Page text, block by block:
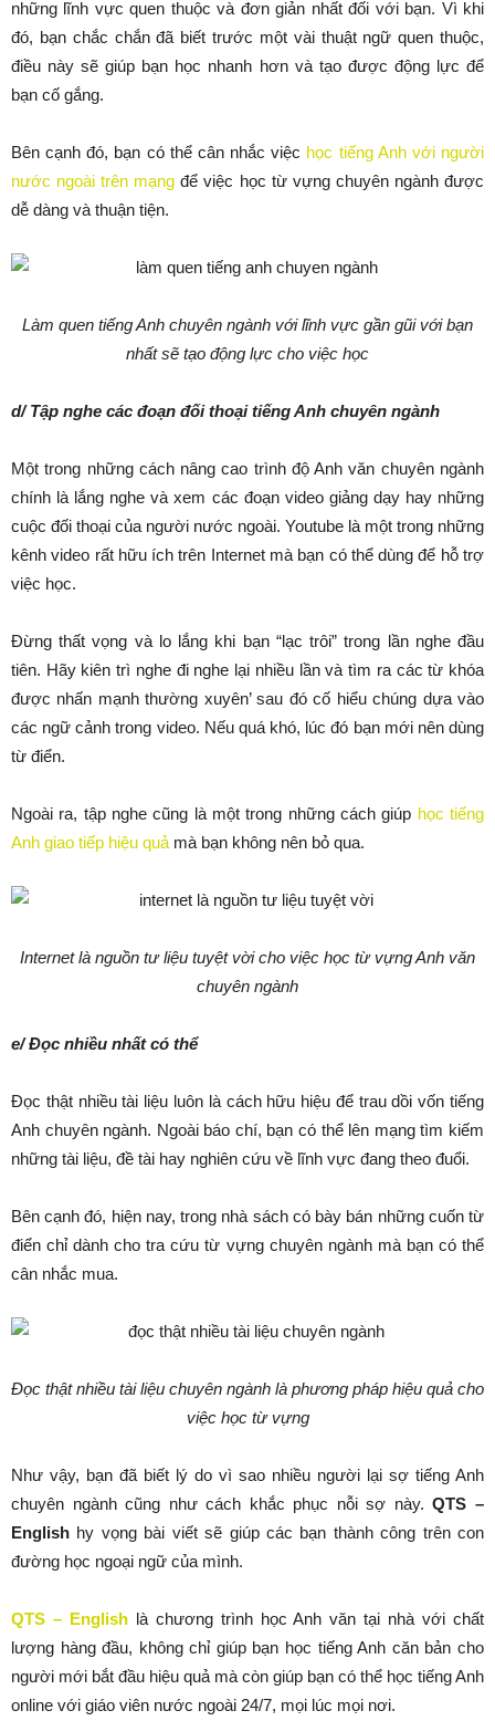
những lĩnh vực quen thuộc và đơn giản nhất đối với bạn. Vì khi
đó, bạn chắc chắn đã biết trước một vài thuật ngữ quen thuộc,
điều này sẽ giúp bạn học nhanh hơn và tạo được động lực để
bạn cố gắng.
Bên cạnh đó, bạn có thể cân nhắc việc học tiếng Anh với người
nước ngoài trên mạng để việc học từ vựng chuyên ngành được
dễ dàng và thuận tiện.
Làm quen tiếng Anh chuyên ngành với lĩnh vực gần gũi với bạn
nhất sẽ tạo động lực cho việc học
d/ Tập nghe các đoạn đối thoại tiếng Anh chuyên ngành
Một trong những cách nâng cao trình độ Anh văn chuyên ngành
chính là lắng nghe và xem các đoạn video giảng dạy hay những
cuộc đối thoại của người nước ngoài. Youtube là một trong những
kênh video rất hữu ích trên Internet mà bạn có thể dùng để hỗ trợ
việc học.
Đừng thất vọng và lo lắng khi bạn “lạc trôi” trong lần nghe đầu
tiên. Hãy kiên trì nghe đi nghe lại nhiều lần và tìm ra các từ khóa
được nhấn mạnh thường xuyên’ sau đó cố hiểu chúng dựa vào
các ngữ cảnh trong video. Nếu quá khó, lúc đó bạn mới nên dùng
từ điển.
Ngoài ra, tập nghe cũng là một trong những cách giúp học tiếng
Anh giao tiếp hiệu quả mà bạn không nên bỏ qua.
Internet là nguồn tư liệu tuyệt vời cho việc học từ vựng Anh văn
chuyên ngành
e/ Đọc nhiều nhất có thể
Đọc thật nhiều tài liệu luôn là cách hữu hiệu để trau dồi vốn tiếng
Anh chuyên ngành. Ngoài báo chí, bạn có thể lên mạng tìm kiếm
những tài liệu, đề tài hay nghiên cứu về lĩnh vực đang theo đuổi.
Bên cạnh đó, hiện nay, trong nhà sách có bày bán những cuốn từ
điển chỉ dành cho tra cứu từ vựng chuyên ngành mà bạn có thể
cân nhắc mua.
Đọc thật nhiều tài liệu chuyên ngành là phương pháp hiệu quả cho
việc học từ vựng
Như vậy, bạn đã biết lý do vì sao nhiều người lại sợ tiếng Anh
chuyên ngành cũng như cách khắc phục nỗi sợ này.QTS –
English hy vọng bài viết sẽ giúp các bạn thành công trên con
đường học ngoại ngữ của mình.
QTS – Englishlà chương trình học Anh văn tại nhà với chất
lượng hàng đầu, không chỉ giúp bạn học tiếng Anh căn bản cho
người mới bắt đầu hiệu quả mà còn giúp bạn có thể học tiếng Anh
online với giáo viên nước ngoài 24/7, mọi lúc mọi nơi.